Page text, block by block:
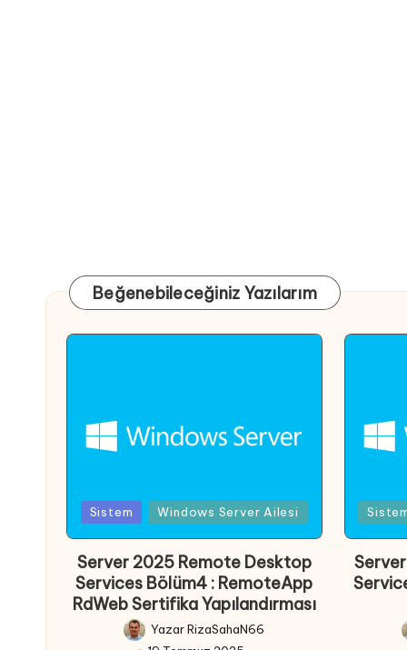
Beğenebileceğiniz Yazılarım
Posted
Sistem Windows Server Ailesi
Server 2025 Remote Desktop
Services Bölüm4 : RemoteApp
RdWeb Sertifika Yapılandırması
Posted
YazarRizaSahaN66
Posted